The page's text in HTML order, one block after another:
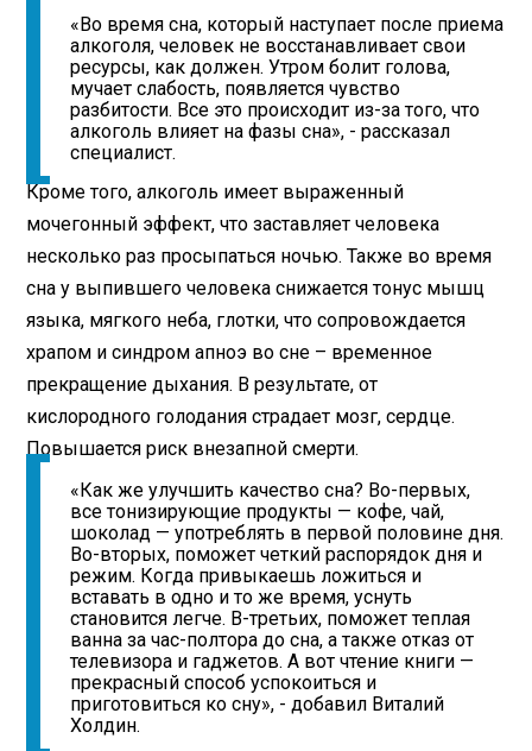
«Во время сна, который наступает после приема
алкоголя, человек не восстанавливает свои
ресурсы, как должен. Утром болит голова,
мучает слабость, появляется чувство
разбитости. Все это происходит из-за того, что
алкоголь влияет на фазы сна», - рассказал
специалист.
Кроме того, алкоголь имеет выраженный
мочегонный эффект, что заставляет человека
несколько раз просыпаться ночью. Также во время
сна у выпившего человека снижается тонус мышц
языка, мягкого неба, глотки, что сопровождается
храпом и синдром апноэ во сне – временное
прекращение дыхания. В результате, от
кислородного голодания страдает мозг, сердце.
Повышается риск внезапной смерти.
«Как же улучшить качество сна? Во-первых,
все тонизирующие продукты — кофе, чай,
шоколад — употреблять в первой половине дня.
Во-вторых, поможет четкий распорядок дня и
режим. Когда привыкаешь ложиться и
вставать в одно и то же время, уснуть
становится легче. В-третьих, поможет теплая
ванна за час-полтора до сна, а также отказ от
телевизора и гаджетов. А вот чтение книги —
прекрасный способ успокоиться и
приготовиться ко сну», - добавил Виталий
Холдин.